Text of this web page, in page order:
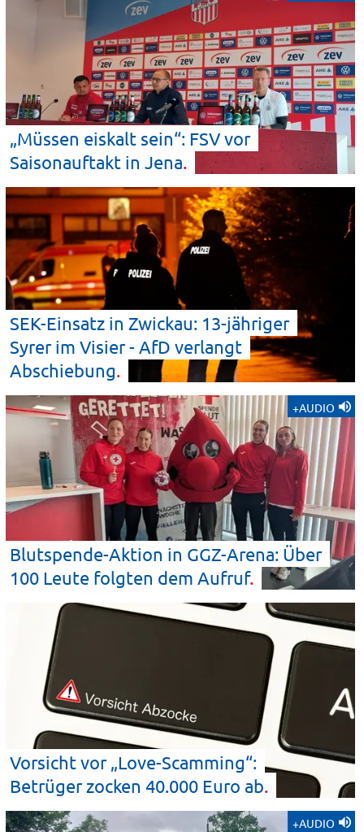
„Müssen eiskalt sein“: FSV vor
Saisonauftakt in Jena
SEK-Einsatz in Zwickau: 13-jähriger
Syrer im Visier - AfD verlangt
Abschiebung
Blutspende-Aktion in GGZ-Arena: Über
100 Leute folgten dem Aufruf
+AUDIO
Vorsicht vor „Love-Scamming“:
Betrüger zocken 40.000 Euro ab
+AUDIO